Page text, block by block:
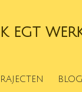
EGT